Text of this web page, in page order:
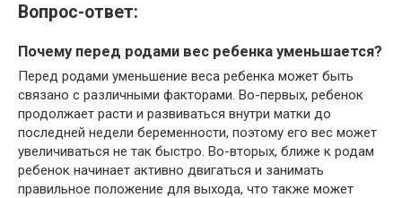
Вопрос-ответ:
Почему перед родами вес ребенка уменьшается?
Перед родами уменьшение веса ребенка может быть
связано с различными факторами. Во-первых, ребенок
продолжает расти и развиваться внутри матки до
последней недели беременности, поэтому его вес может
увеличиваться не так быстро. Во-вторых, ближе к родам
ребенок начинает активно двигаться и занимать
правильное положение для выхода, что также может